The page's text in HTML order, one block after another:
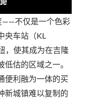
——不仅是一个色彩
央车站（KL
，使其成为在吉隆
估的区域之一。
便利融为一体的买
新城镇难以复制的